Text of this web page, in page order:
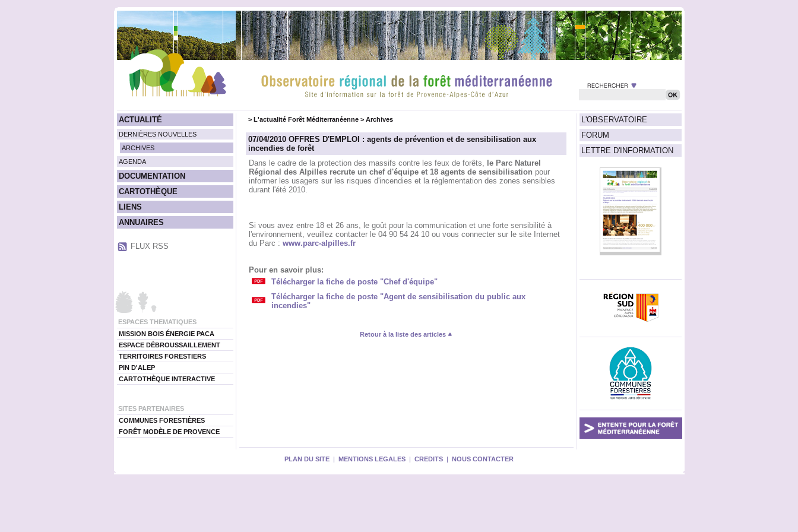
ACTUALITÉ
DERNIÈRES NOUVELLES
ARCHIVES
AGENDA
DOCUMENTATION
CARTOTHÈQUE
LIENS
ANNUAIRES
FLUX RSS
ESPACES THEMATIQUES
MISSION BOIS ÉNERGIE PACA
ESPACE DÉBROUSSAILLEMENT
TERRITOIRES FORESTIERS
PIN D'ALEP
CARTOTHÈQUE INTERACTIVE
SITES PARTENAIRES
COMMUNES FORESTIÈRES
FORÊT MODÈLE DE PROVENCE
L'OBSERVATOIRE
FORUM
LETTRE D'INFORMATION
> L'actualité Forêt Méditerranéenne> Archives
07/04/2010 OFFRES D'EMPLOI : agents de prévention et de sensibilisation aux
incendies de forêt
Dans le cadre de la protection des massifs contre les feux de forêts, le Parc Naturel
Régional des Alpilles recrute un chef d'équipe et 18 agents de sensibilisation pour
informer les usagers sur les risques d'incendies et la réglementation des zones sensibles
durant l'été 2010.
Si vous avez entre 18 et 26 ans, le goût pour la communication et une forte sensibilité à
l'environnement, veuillez contacter le 04 90 54 24 10 ou vous connecter sur le site Internet
du Parc : www.parc-alpilles.fr
Pour en savoir plus:
Télécharger la fiche de poste "Chef d'équipe"
Télécharger la fiche de poste "Agent de sensibilisation du public aux
incendies"
Retour à la liste des articles
PLAN DU SITE | MENTIONS LEGALES | CREDITS | NOUS CONTACTER